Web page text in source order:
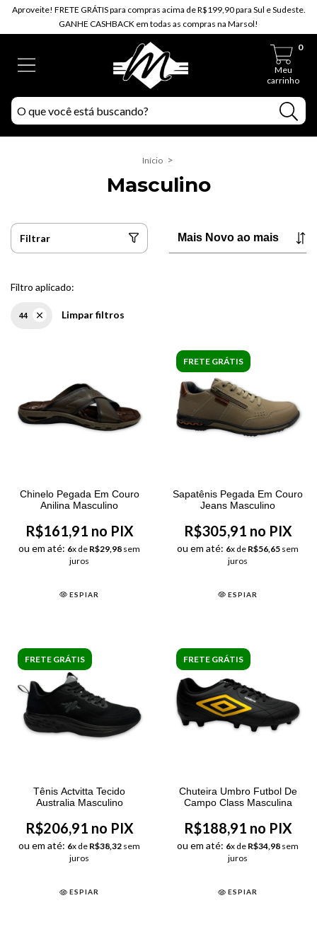
Aproveite! FRETE GRÁTIS para compras acima de R$199,90 para Sul e Sudeste.
GANHE CASHBACK em todas as compras na Marsol!
Meu
carrinho
0
Início >
Masculino
Filtrar
Filtro aplicado:
44 Limpar filtros
Chinelo Pegada Em Couro
Anilina Masculino
R$161,91 no PIX
ou em até: 6x de R$29,98 sem
juros
ESPIAR
FRETE GRÁTIS
Sapatênis Pegada Em Couro
Jeans Masculino
R$305,91 no PIX
ou em até: 6x de R$56,65 sem
juros
ESPIAR
FRETE GRÁTIS
Tênis Actvitta Tecido
Australia Masculino
R$206,91 no PIX
ou em até: 6x de R$38,32 sem
juros
ESPIAR
FRETE GRÁTIS
Chuteira Umbro Futbol De
Campo Class Masculina
R$188,91 no PIX
ou em até: 6x de R$34,98 sem
juros
ESPIAR